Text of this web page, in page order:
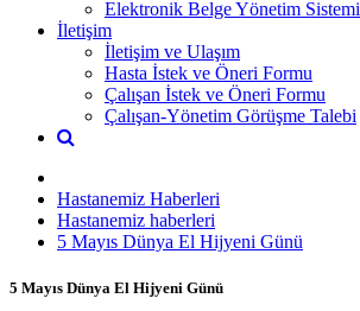
Elektronik Belge Yönetim Sistemi
İletişim
İletişim ve Ulaşım
Hasta İstek ve Öneri Formu
Çalışan İstek ve Öneri Formu
Çalışan-Yönetim Görüşme Talebi
Hastanemiz Haberleri
Hastanemiz haberleri
5 Mayıs Dünya El Hijyeni Günü
5 Mayıs Dünya El Hijyeni Günü